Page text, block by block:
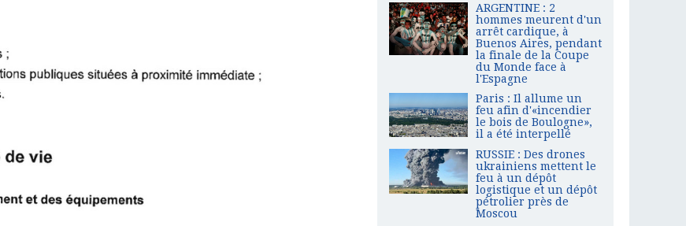
ARGENTINE : 2
hommes meurent d'un
arrêt cardique, à
Buenos Aires, pendant
la finale de la Coupe
du Monde face à
l'Espagne
Paris : Il allume un
feu afin d'«incendier
le bois de Boulogne»,
il a été interpellé
RUSSIE : Des drones
ukrainiens mettent le
feu à un dépôt
logistique et un dépôt
pétrolier près de
Moscou